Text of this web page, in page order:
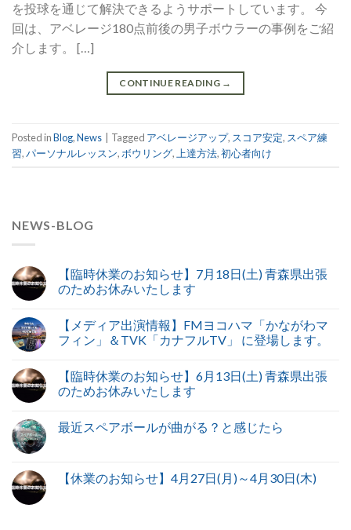
を投球を通じて解決できるようサポートしています。 今
回は、アベレージ180点前後の男子ボウラーの事例をご紹
介します。 […]
CONTINUE READING →
Posted inBlog,News Tagged アベレージアップ, スコア安定, スペア練
習,パーソナルレッスン, ボウリング, 上達方法,初心者向け
NEWS-BLOG
【臨時休業のお知らせ】7月18日(土) 青森県出張
のためお休みいたします
【メディア出演情報】FMヨコハマ「かながわマ
フィン」＆TVK「カナフルTV」 に登場します。
【臨時休業のお知らせ】6月13日(土) 青森県出張
のためお休みいたします
最近スペアボールが曲がる？と感じたら
【休業のお知らせ】4月27日(月)～4月30日(木)